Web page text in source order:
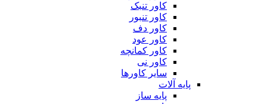
کاور تنبک
کاور تنبور
کاور دف
کاور عود
کاور کمانچه
کاور نی
سایر کاورها
پایه آلات
پایه ساز